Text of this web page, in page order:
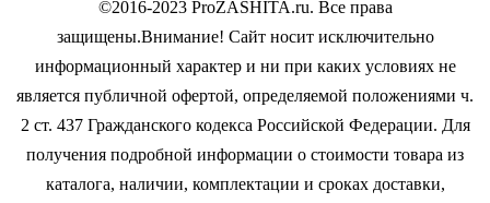
©2016-2023 ProZASHITA.ru. Все права
защищены.Внимание! Cайт носит исключительно
информационный характер и ни при каких условиях не
является публичной офертой, определяемой положениями ч.
2 ст. 437 Гражданского кодекса Российской Федерации. Для
получения подробной информации о стоимости товара из
каталога, наличии, комплектации и сроках доставки,